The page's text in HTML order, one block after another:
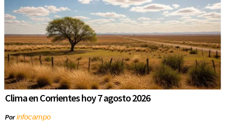
Clima en Corrientes hoy 7 agosto 2026
Porinfocampo